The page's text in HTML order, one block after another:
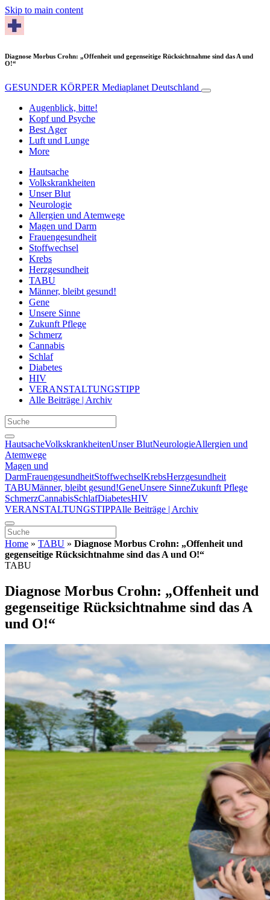
Skip to main content
Diagnose Morbus Crohn: „Offenheit und gegenseitige Rücksichtnahme sind das A und
O!“
GESUNDER KÖRPER Mediaplanet Deutschland
Augenblick, bitte!
Kopf und Psyche
Best Ager
Luft und Lunge
More
Hautsache
Volkskrankheiten
Unser Blut
Neurologie
Allergien und Atemwege
Magen und Darm
Frauengesundheit
Stoffwechsel
Krebs
Herzgesundheit
TABU
Männer, bleibt gesund!
Gene
Unsere Sinne
Zukunft Pflege
Schmerz
Cannabis
Schlaf
Diabetes
HIV
VERANSTALTUNGSTIPP
Alle Beiträge | Archiv
HautsacheVolkskrankheitenUnser BlutNeurologieAllergien und
Atemwege
Magen und
DarmFrauengesundheitStoffwechselKrebsHerzgesundheit
TABUMänner, bleibt gesund!GeneUnsere SinneZukunft Pflege
SchmerzCannabisSchlafDiabetesHIV
VERANSTALTUNGSTIPPAlle Beiträge | Archiv
Home » TABU » Diagnose Morbus Crohn: „Offenheit und
gegenseitige Rücksichtnahme sind das A und O!“
TABU
Diagnose Morbus Crohn: „Offenheit und
gegenseitige Rücksichtnahme sind das A
und O!“